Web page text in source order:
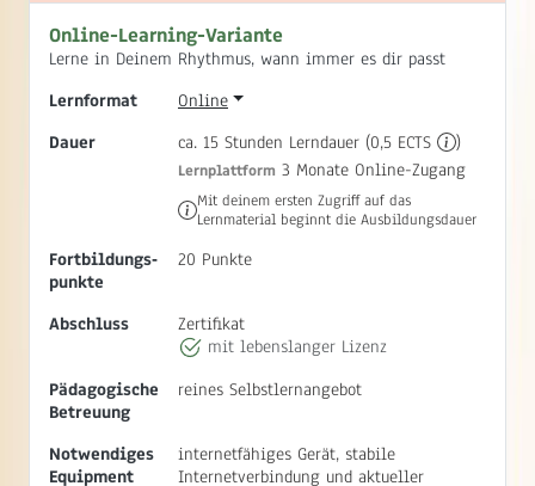
Online-Learning-Variante
Lerne in Deinem Rhythmus, wann immer es dir passt
Lernformat
Online
Dauer
ca. 15 Stunden Lerndauer (0,5 ECTS )
Lernplattform 3 Monate Online-Zugang
Mit deinem ersten Zugriff auf das
Lernmaterial beginnt die Ausbildungsdauer
Fortbildungs‐
punkte
20 Punkte
Abschluss
Zertifikat
mit lebenslanger Lizenz
Pädagogische
Betreuung
reines Selbstlernangebot
Notwendiges
Equipment
internetfähiges Gerät, stabile
Internetverbindung und aktueller